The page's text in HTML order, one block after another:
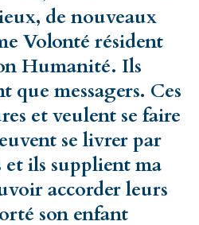
de nouveaux
Volonté résident
Humanité. Ils
messagers. Ces
et veulent se faire
se livrer par
et ils supplient ma
accorder leurs
son enfant